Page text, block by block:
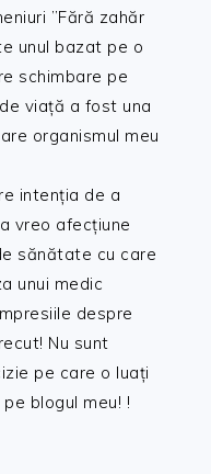
”Fără zahăr
unul bazat pe o
schimbare pe
viață a fost una
organismul meu
intenția de a
vreo afecțiune
sănătate cu care
unui medic
despre
Nu sunt
pe care o luați
blogul meu! !